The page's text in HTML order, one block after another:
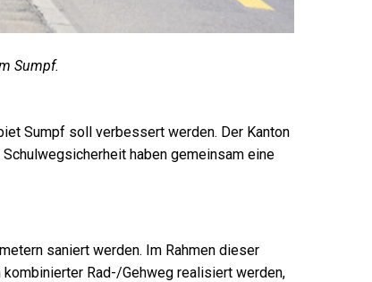
Sumpf.
Sumpf soll verbessert werden. Der Kanton
haben gemeinsam eine
saniert werden. Im Rahmen dieser
Rad-/Gehweg realisiert werden,